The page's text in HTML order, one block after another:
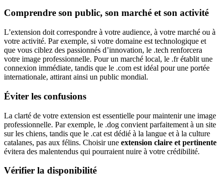
Comprendre son public, son marché et son activité
L’extension doit correspondre à votre audience, à votre marché ou à
votre activité. Par exemple, si votre domaine est technologique et
que vous ciblez des passionnés d’innovation, le .tech renforcera
votre image professionnelle. Pour un marché local, le .fr établit une
connexion immédiate, tandis que le .com est idéal pour une portée
internationale, attirant ainsi un public mondial.
Éviter les confusions
La clarté de votre extension est essentielle pour maintenir une image
professionnelle. Par exemple, le .dog convient parfaitement à un site
sur les chiens, tandis que le .cat est dédié à la langue et à la culture
catalanes, pas aux félins. Choisir une extension claire et pertinente
évitera des malentendus qui pourraient nuire à votre crédibilité.
Vérifier la disponibilité